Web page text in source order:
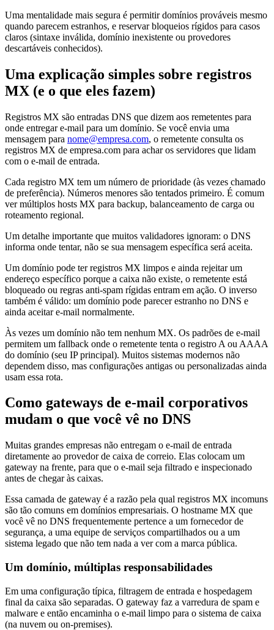
Uma mentalidade mais segura é permitir domínios prováveis mesmo
quando parecem estranhos, e reservar bloqueios rígidos para casos
claros (sintaxe inválida, domínio inexistente ou provedores
descartáveis conhecidos).
Uma explicação simples sobre registros
MX (e o que eles fazem)
Registros MX são entradas DNS que dizem aos remetentes para
onde entregar e-mail para um domínio. Se você envia uma
mensagem para nome@empresa.com, o remetente consulta os
registros MX de empresa.com para achar os servidores que lidam
com o e-mail de entrada.
Cada registro MX tem um número de prioridade (às vezes chamado
de preferência). Números menores são tentados primeiro. É comum
ver múltiplos hosts MX para backup, balanceamento de carga ou
roteamento regional.
Um detalhe importante que muitos validadores ignoram: o DNS
informa onde tentar, não se sua mensagem específica será aceita.
Um domínio pode ter registros MX limpos e ainda rejeitar um
endereço específico porque a caixa não existe, o remetente está
bloqueado ou regras anti-spam rígidas entram em ação. O inverso
também é válido: um domínio pode parecer estranho no DNS e
ainda aceitar e-mail normalmente.
Às vezes um domínio não tem nenhum MX. Os padrões de e-mail
permitem um fallback onde o remetente tenta o registro A ou AAAA
do domínio (seu IP principal). Muitos sistemas modernos não
dependem disso, mas configurações antigas ou personalizadas ainda
usam essa rota.
Como gateways de e-mail corporativos
mudam o que você vê no DNS
Muitas grandes empresas não entregam o e-mail de entrada
diretamente ao provedor de caixa de correio. Elas colocam um
gateway na frente, para que o e-mail seja filtrado e inspecionado
antes de chegar às caixas.
Essa camada de gateway é a razão pela qual registros MX incomuns
são tão comuns em domínios empresariais. O hostname MX que
você vê no DNS frequentemente pertence a um fornecedor de
segurança, a uma equipe de serviços compartilhados ou a um
sistema legado que não tem nada a ver com a marca pública.
Um domínio, múltiplas responsabilidades
Em uma configuração típica, filtragem de entrada e hospedagem
final da caixa são separadas. O gateway faz a varredura de spam e
malware e então encaminha o e-mail limpo para o sistema de caixa
(na nuvem ou on-premises).